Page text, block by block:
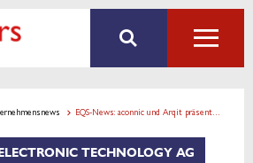
EQS-News: aconnic und Arqit präsentieren erstes quantensicheres industrielles OT-Security-Gateway / Firewall auf dem Mobile World Congress 2026 in Barcelona
TECHNOLOGY AG